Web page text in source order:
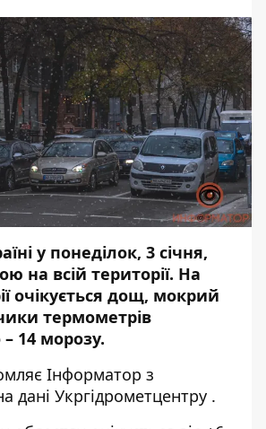
у понеділок, 3 січня,
на всій території. На
очікується дощ, мокрий
термометрів
14 морозу.
Інформатор з
дані Укргідрометцентру .